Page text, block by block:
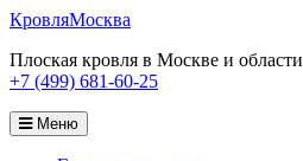
КровляМосква
Плоская кровля в Москве и области
+7 (499) 681-60-25
Меню